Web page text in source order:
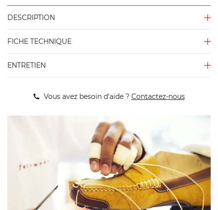
DESCRIPTION
FICHE TECHNIQUE
ENTRETIEN
Vous avez besoin d'aide ? Contactez-nous